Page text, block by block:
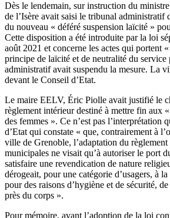
Dès le lendemain, sur instruction du
de l’Isère avait saisi le tribunal administratif
du nouveau « déféré suspension laïcité »
Cette disposition a été introduite par la loi
août 2021 et concerne les actes qui portent
principe de laïcité et de neutralité du
administratif avait suspendu la mesure. La
devant le Conseil d’Etat.
Le maire EELV, Éric Piolle avait justifié le
règlement intérieur destiné à mettre fin aux
des femmes ». Ce n’est pas l’interprétation
d’Etat qui constate « que, contrairement à
ville de Grenoble, l’adaptation du
municipales ne visait qu’à autoriser le port
satisfaire une revendication de nature
dérogeait, pour une catégorie d’usagers, à
pour des raisons d’hygiène et de sécurité,
près du corps ».
Pour mémoire, avant l’adoption de la loi